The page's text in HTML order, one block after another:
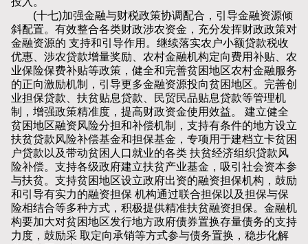
(十七)加强金融与财税政策协调配合，引导金融资源倾
斜配置。有效整合各类财政涉农资金，充分发挥财政政策对
金融资源的 支持和引导作用。继续落实农户小额贷款税收
优惠、涉农贷款增量奖励、农村金融机构定向费用补贴、农
业保险保费补贴等政策，健全和完善贫困地区农村金融服务
的正向激励机制，引导更多金融资源投向贫困地区。完善创
业担保贷款、扶贫贴息贷款、民贸民品贴息贷款等管理机
制，增强政策精准度，提高财政资金使用效益。 建立健全
贫困地区融资风险分担和补偿机制，支持有条件的地方设立
扶贫贷款风险补偿基金和担保基金，专项用于建档立卡贫困
户贷款以及带动贫困人口就业的各类 扶贫经济组织贷款风
险补偿。支持各级政府建立扶贫产业基金，吸引社会资本参
与扶贫。支持贫困地区设立政府出资的融资担保机构，鼓励
和引导有实力的融资担保 机构通过联合担保以及担保与保
险相结合等多种方式，积极提供精准扶贫融资担保。金融机
构要加大对贫困地区发行地方政府债券置换存量债务的支持
力度，鼓励采 取定向承销等方式参与债务置换，稳步化解